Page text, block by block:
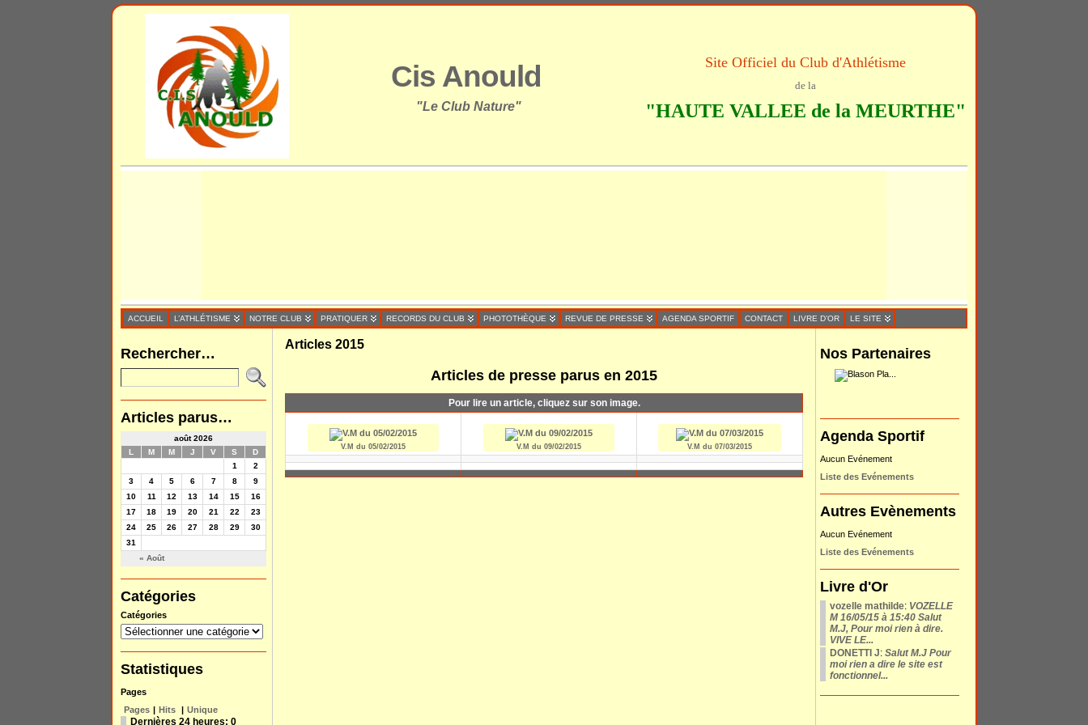
Cis Anould
"Le Club Nature"
Site Officiel du Club d'Athlétisme
de la
"HAUTE VALLEE de la MEURTHE"
ACCUEIL L’ATHLÉTISME NOTRE CLUB PRATIQUER RECORDS DU CLUB PHOTOTHÈQUE REVUE DE PRESSE AGENDA SPORTIF CONTACT LIVRE D’OR LE SITE
Rechercher…
Articles parus…
août 2026
L
M M J V S D
« Août
1
2
3
4 5 6 7 8
9
10
11 12 13 14 15
16
17
18 19 20 21 22
23
24
25 26 27 28 29
30
31
Catégories
Catégories
Statistiques
Pages
Pages | Hits | Unique
Dernières 24 heures: 0
Articles 2015
Articles de presse parus en 2015
Pour lire un article, cliquez sur son image.
V.M du 05/02/2015 V.M du 09/02/2015 V.M du 07/03/2015
Nos Partenaires
Agenda Sportif
Aucun Evénement
Liste des Evénements
Autres Evènements
Aucun Evénement
Liste des Evénements
Livre d'Or
vozelle mathilde: VOZELLE
M 16/05/15 à 15:40 Salut
M.J, Pour moi rien à dire.
VIVE LE...
DONETTI J: Salut M.J Pour
moi rien a dire le site est
fonctionnel...